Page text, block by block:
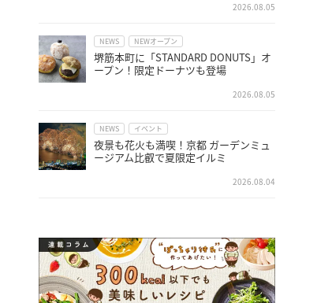
2026.08.05
NEWS NEWオープン
堺筋本町に「STANDARD DONUTS」オ
ープン！限定ドーナツも登場
2026.08.05
NEWS イベント
夜景も花火も満喫！京都 ガーデンミュ
ージアム比叡で夏限定イルミ
2026.08.04